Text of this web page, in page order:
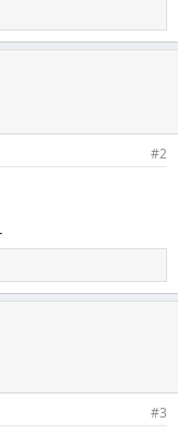
#2
#3